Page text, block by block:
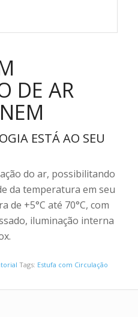
DE AR
ESTÁ AO SEU
do ar, possibilitando
da temperatura em seu
de +5°C até 70°C, com
iluminação interna
Tags: Estufa com Circulação